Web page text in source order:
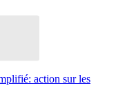
action sur les